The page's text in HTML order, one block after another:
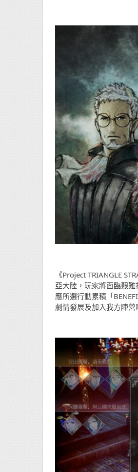
《Project TRIANGLE
亞大陸，玩家將面臨艱
應所選行動累積「
劇情發展及加入我方陣